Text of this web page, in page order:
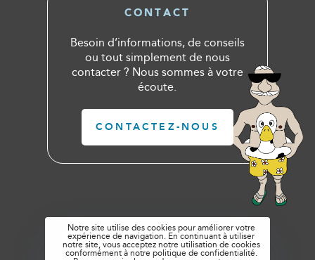
CONTACT
Besoin d’informations, de conseils
ou tout simplement de nous
contacter ? Nous sommes à votre
écoute.
CONTACTEZ-NOUS
Notre site utilise des cookies pour améliorer votre
expérience de navigation. En continuant à utiliser
notre site, vous acceptez notre utilisation de cookies
conformément à notre politique de confidentialité.